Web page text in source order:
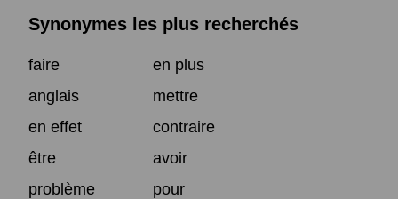
Synonymes les plus recherchés
faire
en plus
anglais
mettre
en effet
contraire
être
avoir
problème
pour